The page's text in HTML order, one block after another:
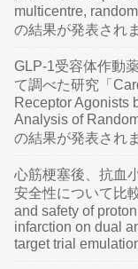
multicentre,
の結果が発表され
GLP-1受容体作動
て調べた研究「
Receptor Agonists
Analysis of
の結果が発表され
心筋梗塞後、抗血
安全性について比
and safety of
infarction on dual
target trial